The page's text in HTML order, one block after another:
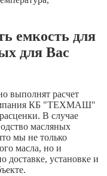
емкость для
для Вас
выполнят расчет
КБ "ТЕХМАШ"
В случае
масляных
мы не только
масла, но и
доставке, установке и